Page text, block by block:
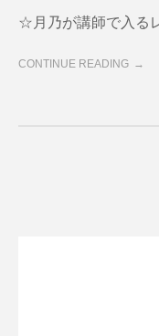
☆月乃が講師で入る
CONTINUE READING